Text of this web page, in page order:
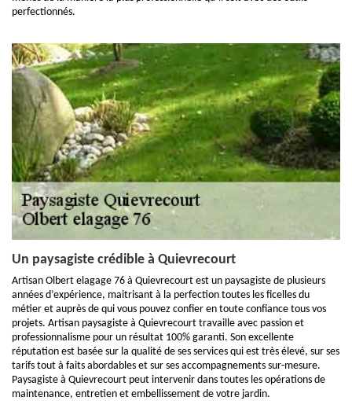
perfectionnés.
Un paysagiste crédible à Quievrecourt
Artisan Olbert elagage 76 à Quievrecourt est un paysagiste de plusieurs
années d’expérience, maitrisant à la perfection toutes les ficelles du
métier et auprès de qui vous pouvez confier en toute confiance tous vos
projets. Artisan paysagiste à Quievrecourt travaille avec passion et
professionnalisme pour un résultat 100% garanti. Son excellente
réputation est basée sur la qualité de ses services qui est très élevé, sur ses
tarifs tout à faits abordables et sur ses accompagnements sur-mesure.
Paysagiste à Quievrecourt peut intervenir dans toutes les opérations de
maintenance, entretien et embellissement de votre jardin.